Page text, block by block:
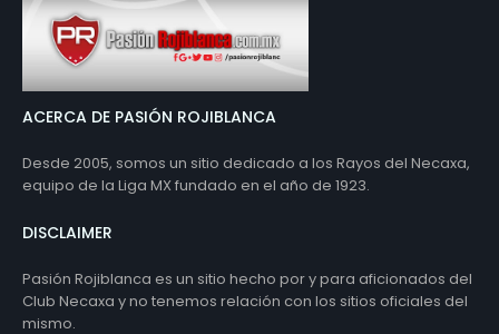
ACERCA DE PASIÓN ROJIBLANCA
Desde 2005, somos un sitio dedicado a los Rayos del Necaxa,
equipo de la Liga MX fundado en el año de 1923.
DISCLAIMER
Pasión Rojiblanca es un sitio hecho por y para aficionados del
Club Necaxa y no tenemos relación con los sitios oficiales del
mismo.